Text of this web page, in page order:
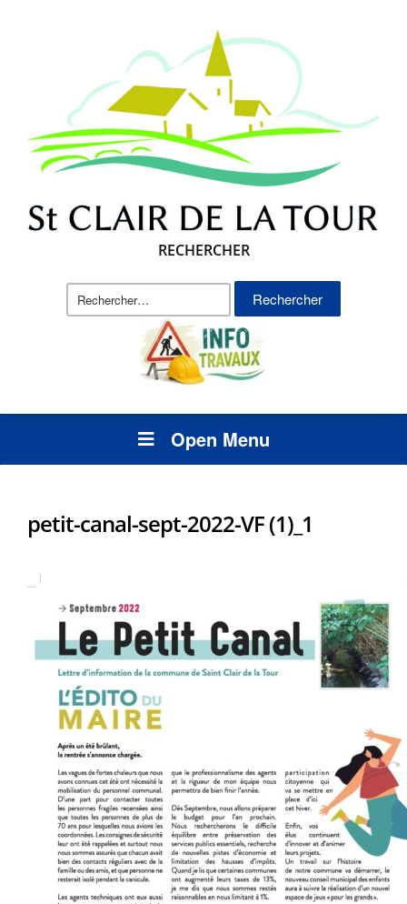
RECHERCHER
Rechercher :
Open Menu
petit-canal-sept-2022-VF (1)_1